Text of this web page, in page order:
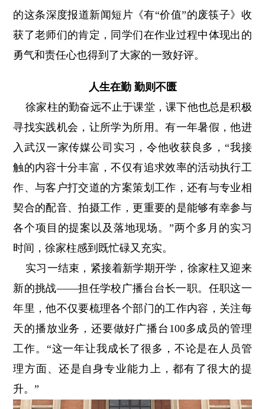
的这条深度报道新闻短片《有“价值”的废筷子》收
获了老师们的肯定，同学们在作业过程中体现出的
勇气和责任心也得到了大家的一致好评。
人生在勤 勤则不匮
徐家柱的勤奋远不止于课堂，课下他也总是积极
寻找实践机会，让所学为所用。有一年暑假，他进
入武汉一家传媒公司实习，令他收获良多，“我接
触的内容十分丰富，不仅有追求效率的活动执行工
作、与客户打交道的方案策划工作，还有与专业相
契合的配音、拍摄工作，更重要的是能够有幸参与
各个项目的提案以及落地现场。”两个多月的实习
时间，徐家柱感到既忙碌又充实。
实习一结束，紧接着新学期开学，徐家柱又迎来
新的挑战——担任学校广播台台长一职。任职这一
年里，他不仅要梳理各个部门的工作内容，关注每
天的播放业务，还要做好广播台100多成员的管理
工作。“这一年让我成长了很多，不论是在人员管
理方面、还是自身专业能力上，都有了很大的提
升。”